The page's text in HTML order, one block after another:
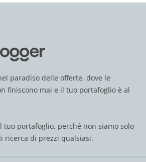
paradiso delle offerte, dove le
finiscono mai e il tuo portafoglio è al
tuo portafoglio, perché non siamo solo
ricerca di prezzi qualsiasi.